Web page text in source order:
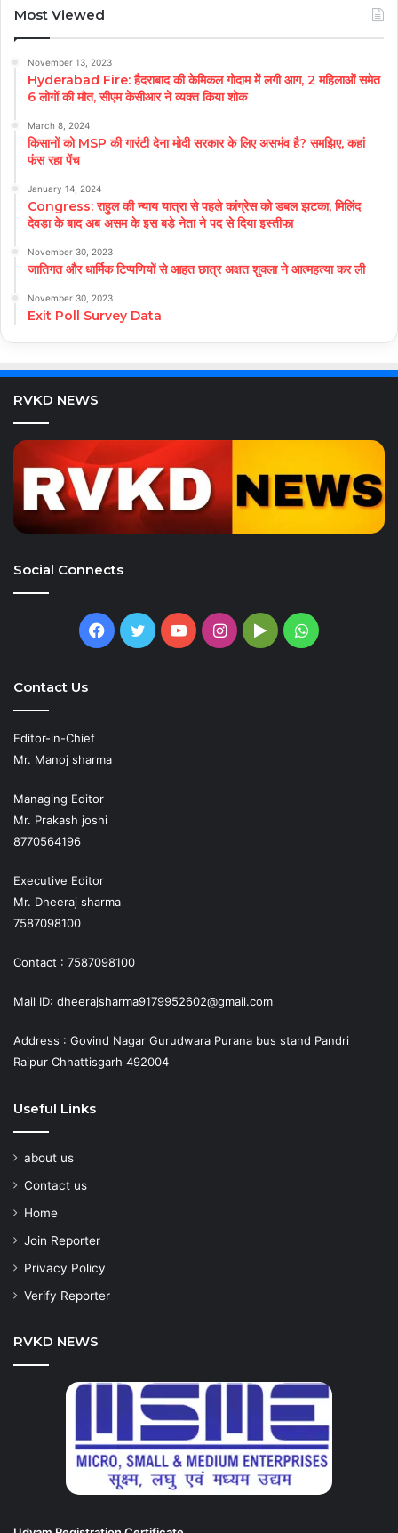
Most Viewed
November 13, 2023
Hyderabad Fire: हैदराबाद की केमिकल गोदाम में लगी आग, 2 महिलाओं समेत
6 लोगों की मौत, सीएम केसीआर ने व्यक्त किया शोक
March 8, 2024
किसानों को MSP की गारंटी देना मोदी सरकार के लिए असभंव है? समझिए, कहां
फंस रहा पेंच
January 14, 2024
Congress: राहुल की न्याय यात्रा से पहले कांग्रेस को डबल झटका, मिलिंद
देवड़ा के बाद अब असम के इस बड़े नेता ने पद से दिया इस्तीफा
November 30, 2023
जातिगत और धार्मिक टिप्पणियों से आहत छात्र अक्षत शुक्ला ने आत्महत्या कर ली
November 30, 2023
Exit Poll Survey Data
RVKD NEWS
Social Connects
Facebook
TwitterYouTubeInstagram
GoogleWhatsApp
Contact Us
Editor-in-Chief
Mr. Manoj sharma
Managing Editor
Mr. Prakash joshi
8770564196
Executive Editor
Mr. Dheeraj sharma
7587098100
Contact : 7587098100
Mail ID: dheerajsharma9179952602@gmail.com
Address : Govind Nagar Gurudwara Purana bus stand Pandri
Raipur Chhattisgarh 492004
Useful Links
about us
Contact us
Home
Join Reporter
Privacy Policy
Verify Reporter
RVKD NEWS